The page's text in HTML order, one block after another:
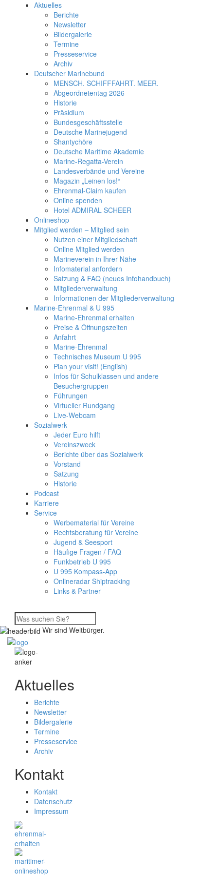
Aktuelles
Berichte
Newsletter
Bildergalerie
Termine
Presseservice
Archiv
Deutscher Marinebund
MENSCH. SCHIFFFAHRT. MEER.
Abgeordnetentag 2026
Historie
Präsidium
Bundesgeschäftsstelle
Deutsche Marinejugend
Shantychöre
Deutsche Maritime Akademie
Marine-Regatta-Verein
Landesverbände und Vereine
Magazin „Leinen los!“
Ehrenmal-Claim kaufen
Online spenden
Hotel ADMIRAL SCHEER
Onlineshop
Mitglied werden – Mitglied sein
Nutzen einer Mitgliedschaft
Online Mitglied werden
Marineverein in Ihrer Nähe
Infomaterial anfordern
Satzung & FAQ (neues Infohandbuch)
Mitgliederverwaltung
Informationen der Mitgliederverwaltung
Marine-Ehrenmal & U 995
Marine-Ehrenmal erhalten
Preise & Öffnungszeiten
Anfahrt
Marine-Ehrenmal
Technisches Museum U 995
Plan your visit! (English)
Infos für Schulklassen und andere
Besuchergruppen
Führungen
Virtueller Rundgang
Live-Webcam
Sozialwerk
Jeder Euro hilft
Vereinszweck
Berichte über das Sozialwerk
Vorstand
Satzung
Historie
Podcast
Karriere
Service
Werbematerial für Vereine
Rechtsberatung für Vereine
Jugend & Seesport
Häufige Fragen / FAQ
Funkbetrieb U 995
U 995 Kompass-App
Onlineradar Shiptracking
Links & Partner
Wir sind Weltbürger.
Aktuelles
Berichte
Newsletter
Bildergalerie
Termine
Presseservice
Archiv
Kontakt
Kontakt
Datenschutz
Impressum